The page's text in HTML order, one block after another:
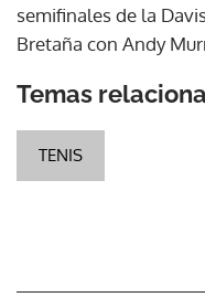
semifinales de la
Bretaña con Andy
Temas
TENIS